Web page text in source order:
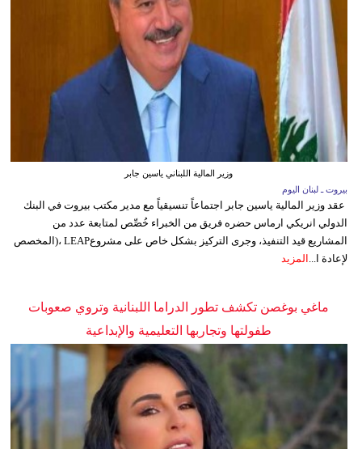
وزير المالية اللبناني ياسين جابر
بيروت ـ لبنان اليوم
عقد وزير المالية ياسين جابر اجتماعاً تنسيقياً مع مدير مكتب بيروت في البنك
الدولي انريكي ارماس حضره فريق من الخبراء خُصِّص لمتابعة عدد من
المشاريع قيد التنفيذ، وجرى التركيز بشكل خاص على مشروعLEAP ،(المخصص
لإعادة ا...
المزيد
ماغي بوغصن تكشف تطور الدراما اللبنانية وتروي صعوبات
طفولتها وتجاربها التعليمية والإبداعية